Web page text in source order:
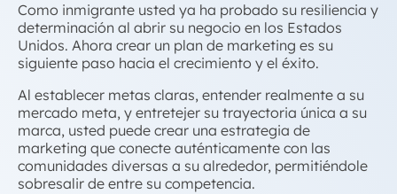
Como inmigrante usted ya ha probado su resiliencia y
determinación al abrir su negocio en los Estados
Unidos. Ahora crear un plan de marketing es su
siguiente paso hacia el crecimiento y el éxito.
Al establecer metas claras, entender realmente a su
mercado meta, y entretejer su trayectoria única a su
marca, usted puede crear una estrategia de
marketing que conecte auténticamente con las
comunidades diversas a su alrededor, permitiéndole
sobresalir de entre su competencia.